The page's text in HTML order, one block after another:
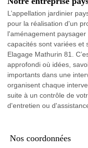
L’appellation jardinier
pour la réalisation d'un
l'aménagement
capacités sont variées et
Elagage Mathurin 81.
approfondi où idées,
importants dans une
organisent chaque
suite à un contrôle de
d'entretien ou
Nos coordonnées